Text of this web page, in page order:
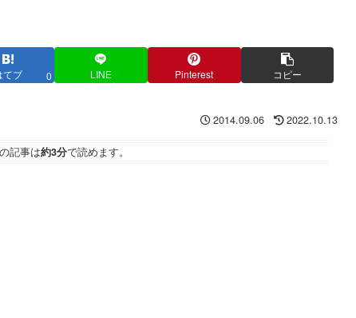
てブ 0 LINE Pinterest コピー
2014.09.06 2022.10.13
記事は約3分で読めます。